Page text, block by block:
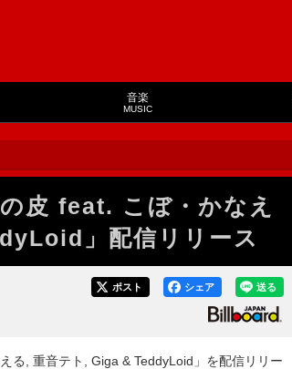
音楽
MUSIC
皮 feat. こぼ・かなえ
」配信リリース
送る
シェア
ポスト
る, 重音テト, Giga & TeddyLoid」を配信リリー